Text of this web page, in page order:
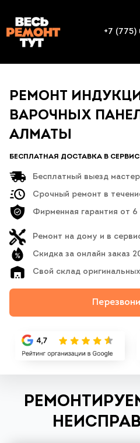
+7
РЕМОНТ
ВАРОЧНЫХ
АЛМАТЫ
БЕСПЛАТНАЯ ДОСТАВКА В
Бесплатный выезд
Срочный ремонт в
Фирменная гарантия от 6
Ремонт на дому и в
Скидка за онлайн заказ
Свой склад